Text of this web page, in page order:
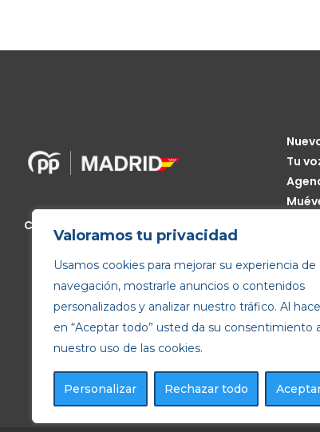
Valoramos tu privacidad
Usamos cookies para mejorar su experiencia de
navegación, mostrarle anuncios o contenidos
personalizados y analizar nuestro tráfico. Al
en “Aceptar todo” usted da su consentimiento
nuestro uso de las cookies.
Personalizar Rechazar todo
Calle de Génova, 13, 28004 Madrid
Tu